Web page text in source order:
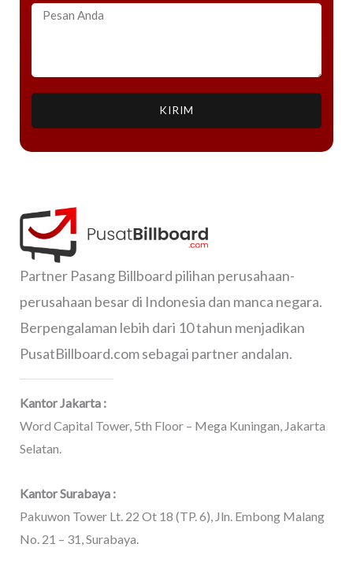
KIRIM
Partner Pasang Billboard pilihan perusahaan-
perusahaan besar di Indonesia dan manca negara.
Berpengalaman lebih dari 10 tahun menjadikan
PusatBillboard.com sebagai partner andalan.
Kantor Jakarta :
Word Capital Tower, 5th Floor – Mega Kuningan, Jakarta
Selatan.
Kantor Surabaya :
Pakuwon Tower Lt. 22 Ot 18 (TP. 6), Jln. Embong Malang
No. 21 – 31, Surabaya.